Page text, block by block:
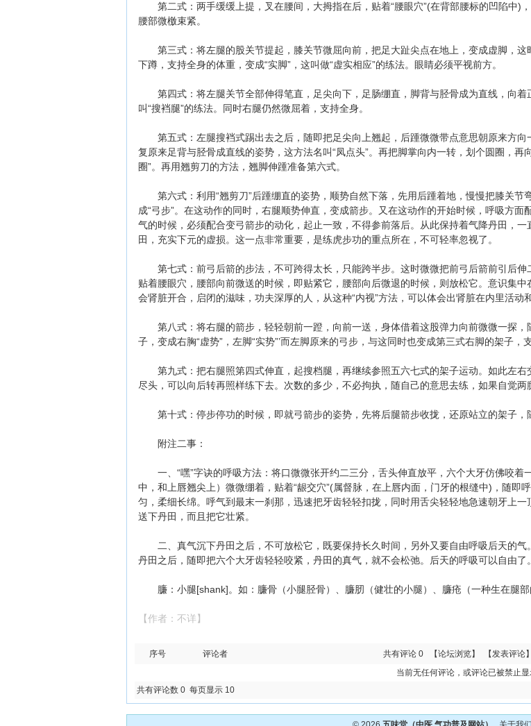
第二式：两手缓缓上提，叉在腰间，大拇指在后，贴着“腰眼穴”(在背部腰标的凹陷中)
腰部微檄束紧。
第三式：将左腿的股关节提起，膝关节微屈向前，把足大趾尖点在地上，变成虚脚，这
下蹲，支持全身的体重，变成“实脚”，这叫做“虚实相应”的练法。眼睛必须平视前方。
第四式：将左腿关节全部伸得笔直，足尖向下，足肠绷直，脚背与胫骨成为直线，向着
叫“搜裆腿”的练法。同时右腿仍然微屈着，支持全身。
第五式：左腿搜裆式踢出去之后，随即把足尖向上翘起，后踵微微带点意思朝原来方向
复原来足背与胫骨成直线的姿势，这方法名叫“凤点头”。再把脚掌向内一转，划个圆圈，
圈”。再用翘剪刀的方法，翘脚伸踵准备第六式。
第六式：利用“翘剪刀”后踵绷直的姿势，顺势自然下落，先用后踵着地，慢慢把膝关节
成“弓步”。在这动作的同时，右腿顺势伸直，变成箭步。又在这动作的开始时候，呼吸方面
气的时候，必须配合变弓箭步的动化，起止一致，不得参前落后。从此保持着气降丹田，
田，充实下元的虚损。这一点非常重要，是练虎步功的重点所在，不可轻率忽视了。
第七式：前弓后箭的步法，不可跨得太长，只能跨半步。这时微微把前弓后箭前引后伸
贴着腰眼穴，腰部向前微送的时候，即贴紧它，腰部向后微退的时候，则放松它。意识集
会肾脏开合，启闭的滋味，功夫深厚的人，从这种“内视”方法，可以体会出肾脏在内里活动
第八式：将右腿的箭步，轻轻朝前一蹬，向前一送，身体借着这股弹力向前微微一探，
子，变成右胸“虚势”，左脚“实势”’而左脚原来的弓步，与这同时也变成第三式右脚的架子，
第九式：把右腿照第四式伸直，起搜档腿，再继续参照五六七式的架子运动。如此左右
尽头，可以向后转再照样练下去。次数的多少，不必拘执，随自己的意思去练，如果自觉两
第十式：停步停功的时候，即就弓箭步的姿势，先将后腿箭步收拢，还原站立的架子，
附注二事：
一、“嘿”字诀的呼吸方法：将口微微张开约二三分，舌头伸直放平，六个大牙仿佛咬着
中，和上唇翘尖上）微微绷着，贴着“龈交穴”(属督脉，在上唇内面，门牙的根缝中)，
匀，柔细长绵。呼气到最末一刹那，迅速把牙齿轻轻扣拢，同时用舌尖轻轻地急速朝牙上一
送下丹田，而且把它壮紧。
二、真气沉下丹田之后，不可放松它，既要保持长久时间，另外又要自由呼吸后天的气
丹田之后，随即把六个大牙齿轻轻咬紧，丹田的真气，就不会松弛。后天的呼吸可以自由了。
臁：小腿[shank]。如：臁骨（小腿胫骨）、臁肕（健壮的小腿）、臁疮（一种生在腿部
【作者：不详】
序号 评论者 共有评论 0 【论坛浏览】 【发表评论】
当前无任何评论，或评论已被禁止
共有评论数 0 每页显示 10